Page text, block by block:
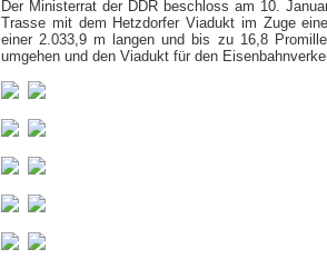
Der Ministerrat der DDR beschloss am 10.
Trasse mit dem Hetzdorfer Viadukt im Zuge
einer 2.033,9 m langen und bis zu 16,8
umgehen und den Viadukt für den